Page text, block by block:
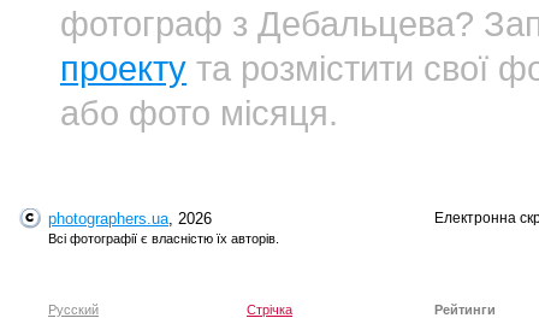
фотограф з Дебальцева?
проекту та розмістити свої
або фото місяця.
photographers.ua, 2026
Всі фотографії є власністю їх авторів.
Електронна
Русский
Стрічка
Рейтинги